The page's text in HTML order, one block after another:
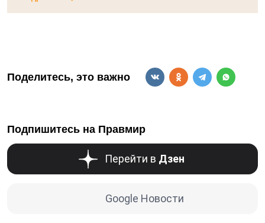
Поделитесь, это важно
Подпишитесь на Правмир
Перейти в Дзен
Google Новости